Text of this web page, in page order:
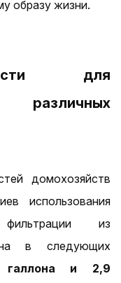
образу жизни.
для
домохозяйств
использования
из
в следующих
галлона и 2,9